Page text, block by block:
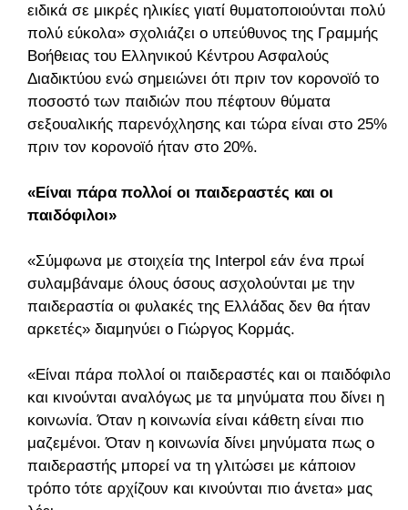
ειδικά σε μικρές ηλικίες γιατί θυματοποιούνται πολύ
πολύ εύκολα» σχολιάζει ο υπεύθυνος της Γραμμής
Βοήθειας του Ελληνικού Κέντρου Ασφαλούς
Διαδικτύου ενώ σημειώνει ότι πριν τον κορονοϊό το
ποσοστό των παιδιών που πέφτουν θύματα
σεξουαλικής παρενόχλησης και τώρα είναι στο 25%
πριν τον κορονοϊό ήταν στο 20%.
«Είναι πάρα πολλοί οι παιδεραστές και οι
παιδόφιλοι»
«Σύμφωνα με στοιχεία της Interpol εάν ένα πρωί
συλαμβάναμε όλους όσους ασχολούνται με την
παιδεραστία οι φυλακές της Ελλάδας δεν θα ήταν
αρκετές» διαμηνύει ο Γιώργος Κορμάς.
«Είναι πάρα πολλοί οι παιδεραστές και οι παιδόφιλοι
και κινούνται αναλόγως με τα μηνύματα που δίνει η
κοινωνία. Όταν η κοινωνία είναι κάθετη είναι πιο
μαζεμένοι. Όταν η κοινωνία δίνει μηνύματα πως ο
παιδεραστής μπορεί να τη γλιτώσει με κάποιον
τρόπο τότε αρχίζουν και κινούνται πιο άνετα» μας